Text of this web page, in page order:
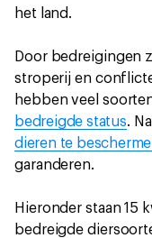
het land.
Door bedreigingen
stroperij en
hebben veel
bedreigde status.
dieren te
garanderen.
Hieronder staan 15
bedreigde